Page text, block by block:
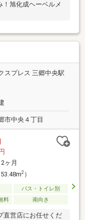
旭化成ヘーベルメ
スプレス 三郷中央駅
市中央４丁目
2ヶ月
2）
バス・トイレ別
料 南向き
営店にお任せくだ